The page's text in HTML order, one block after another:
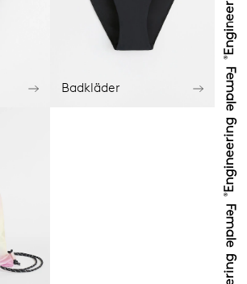
Badkläder